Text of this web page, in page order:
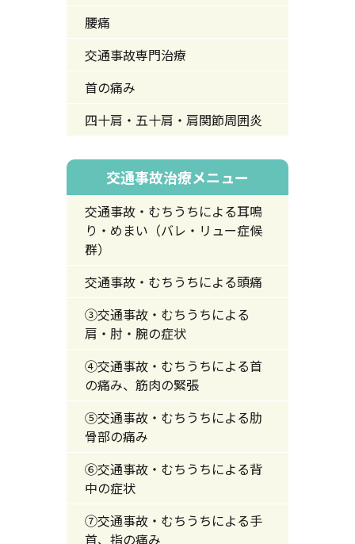
腰痛
交通事故専門治療
首の痛み
四十肩・五十肩・肩関節周囲炎
交通事故治療メニュー
交通事故・むちうちによる耳鳴
り・めまい（バレ・リュー症候
群）
交通事故・むちうちによる頭痛
③交通事故・むちうちによる
肩・肘・腕の症状
④交通事故・むちうちによる首
の痛み、筋肉の緊張
⑤交通事故・むちうちによる肋
骨部の痛み
⑥交通事故・むちうちによる背
中の症状
⑦交通事故・むちうちによる手
首、指の痛み